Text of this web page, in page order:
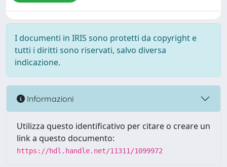
I documenti in IRIS sono protetti da copyright e
tutti i diritti sono riservati, salvo diversa
indicazione.
Informazioni
Utilizza questo identificativo per citare o creare un
link a questo documento:
https://hdl.handle.net/11311/1099972